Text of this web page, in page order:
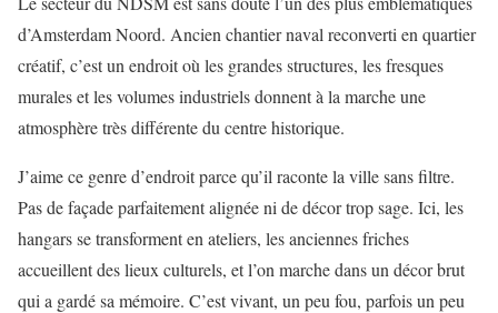
d’Amsterdam Noord. Ancien chantier naval reconverti en quartier
créatif, c’est un endroit où les grandes structures, les fresques
murales et les volumes industriels donnent à la marche une
atmosphère très différente du centre historique.
J’aime ce genre d’endroit parce qu’il raconte la ville sans filtre.
Pas de façade parfaitement alignée ni de décor trop sage. Ici, les
hangars se transforment en ateliers, les anciennes friches
accueillent des lieux culturels, et l’on marche dans un décor brut
qui a gardé sa mémoire. C’est vivant, un peu fou, parfois un peu